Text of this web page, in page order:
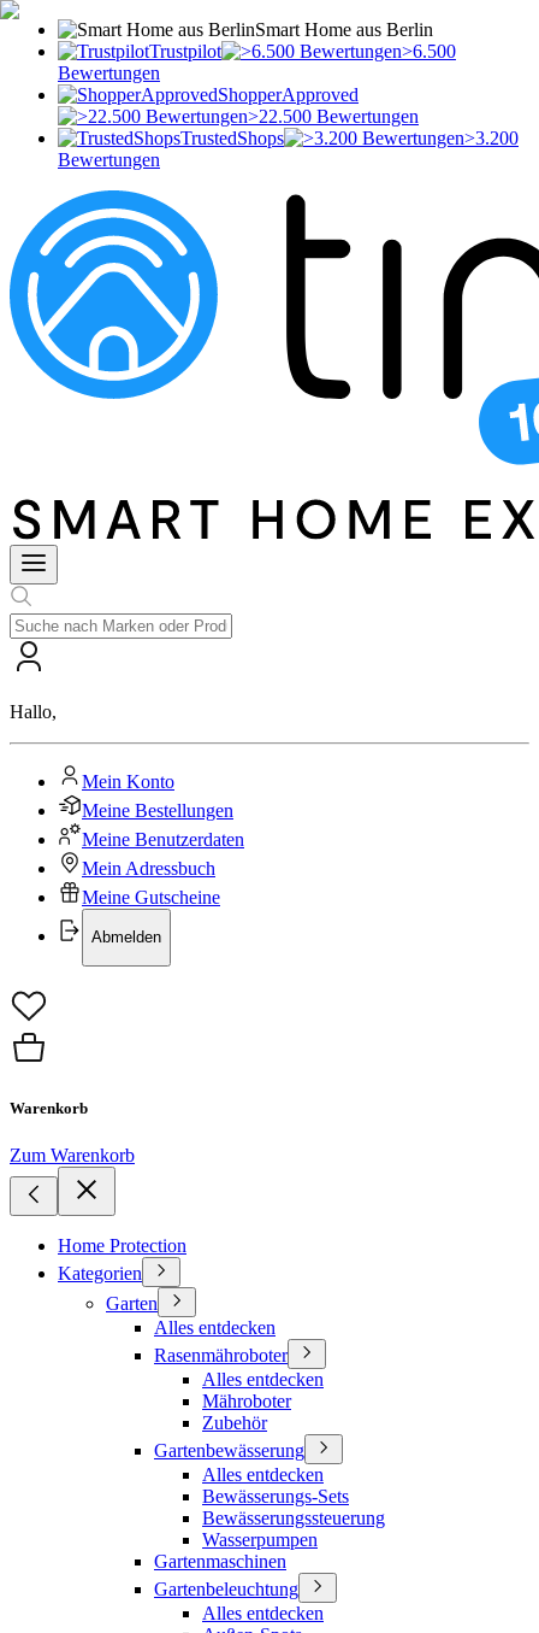
Smart Home aus Berlin
Trustpilot
>6.500
Bewertungen
ShopperApproved
>22.500 Bewertungen
TrustedShops
>3.200
Bewertungen
Hallo,
Mein Konto
Meine Bestellungen
Meine Benutzerdaten
Mein Adressbuch
Meine Gutscheine
Abmelden
Warenkorb
Zum Warenkorb
Home Protection
Kategorien
Garten
Alles entdecken
Rasenmähroboter
Alles entdecken
Mähroboter
Zubehör
Gartenbewässerung
Alles entdecken
Bewässerungs-Sets
Bewässerungssteuerung
Wasserpumpen
Gartenmaschinen
Gartenbeleuchtung
Alles entdecken